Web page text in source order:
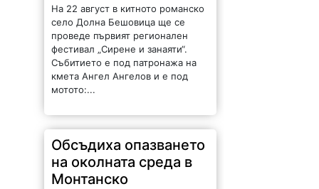
На 22 август в китното романско
село Долна Бешовица ще се
проведе първият регионален
фестивал „Сирене и занаяти“.
Събитието е под патронажа на
кмета Ангел Ангелов и е под
мотото:...
Обсъдиха опазването
на околната среда в
Монтанско